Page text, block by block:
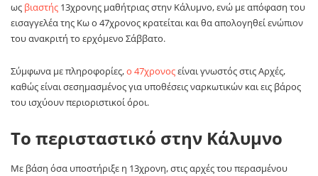
ως βιαστής 13χρονης μαθήτριας στην Κάλυμνο, ενώ με απόφαση του
εισαγγελέα της Κω ο 47χρονος κρατείται και θα απολογηθεί ενώπιον
του ανακριτή το ερχόμενο Σάββατο.
Σύμφωνα με πληροφορίες,ο 47χρονοςείναι γνωστός στις Αρχές,
καθώς είναι σεσημασμένος για υποθέσεις ναρκωτικών και εις βάρος
του ισχύουν περιοριστικοί όροι.
Το περισταστικό στην Κάλυμνο
Με βάση όσα υποστήριξε η 13χρονη, στις αρχές του περασμένου